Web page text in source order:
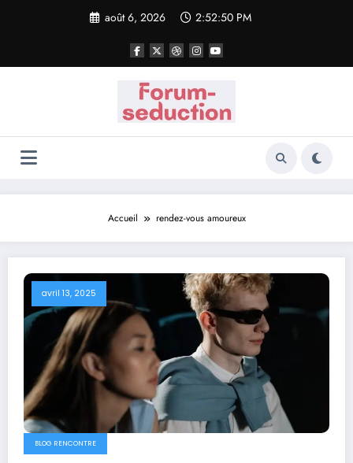
août 6, 2026 2:52:50 PM
Accueil rendez-vous amoureux
avril 13, 2025
BLOG RENCONTRE